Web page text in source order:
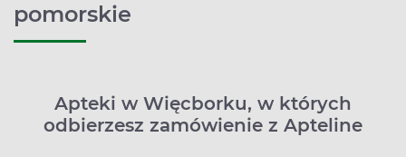
pomorskie
Apteki w Więcborku, w których
odbierzesz zamówienie z Apteline